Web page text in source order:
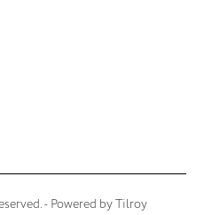
- Powered byTilroy